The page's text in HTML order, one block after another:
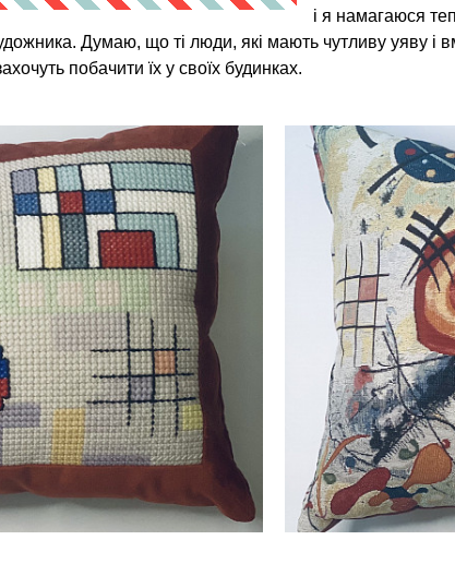
і я намагаюся
Думаю, що ті люди, які мають чутливу уяву і
побачити їх у своїх будинках.